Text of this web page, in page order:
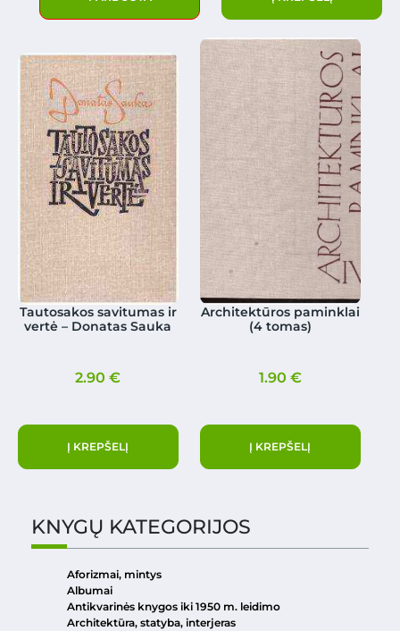
Tautosakos savitumas ir
vertė – Donatas Sauka
2.90€
Į KREPŠELĮ
Architektūros paminklai
(4 tomas)
1.90 €
Į KREPŠELĮ
KNYGŲ KATEGORIJOS
Aforizmai, mintys
Albumai
Antikvarinės knygos iki 1950 m. leidimo
Architektūra, statyba, interjeras